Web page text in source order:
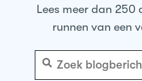
Lees meer dan 250
runnen van een